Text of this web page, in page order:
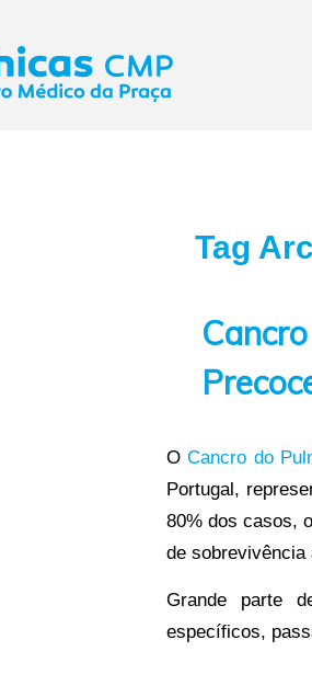
Tag
OCancro do
Portugal,
80% dos casos,
de sobrevivência
Grande parte
específicos,